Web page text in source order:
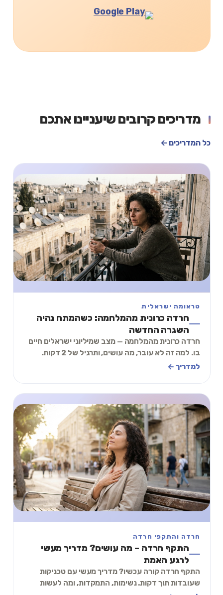
מדריכים קרובים שיעניינו אתכם
כל המדריכים ←
טראומה ישראלית
חרדה כרונית מהמלחמה: כשהמתח נהיה
השגרה החדשה
חרדה כרונית מהמלחמה — מצב שמיליוני ישראלים חיים
בו. למה זה לא עובר, מה עושים, ותרגיל של 2 דקות.
למדריך ←
חרדה והתקפי חרדה
התקף חרדה – מה עושים? מדריך מעשי
לרגע האמת
התקף חרדה קורה עכשיו? מדריך מעשי עם טכניקות
שעובדות תוך דקות. נשימות, התמקדות, ומה לעשות